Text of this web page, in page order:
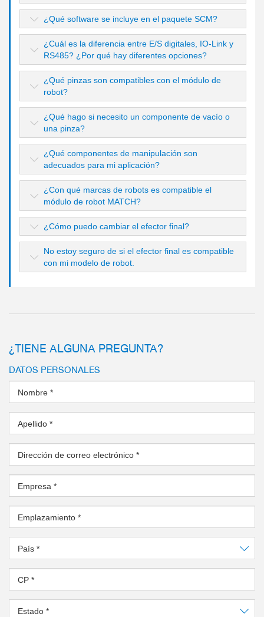
¿Qué software se incluye en el paquete SCM?
¿Cuál es la diferencia entre E/S digitales, IO-Link y
RS485? ¿Por qué hay diferentes opciones?
¿Qué pinzas son compatibles con el módulo de
robot?
¿Qué hago si necesito un componente de vacío o
una pinza?
¿Qué componentes de manipulación son
adecuados para mi aplicación?
¿Con qué marcas de robots es compatible el
módulo de robot MATCH?
¿Cómo puedo cambiar el efector final?
No estoy seguro de si el efector final es compatible
con mi modelo de robot.
¿TIENE ALGUNA PREGUNTA?
DATOS PERSONALES
Nombre *
Apellido *
Dirección de correo electrónico *
Empresa *
Emplazamiento *
País *
CP *
Estado *